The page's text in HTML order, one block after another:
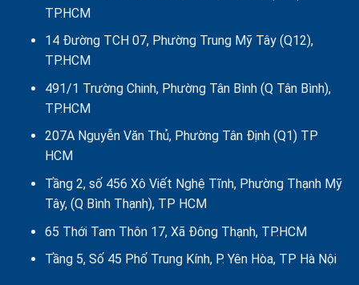
TP.HCM
14 Đường TCH 07, Phường Trung Mỹ Tây (Q12),
TP.HCM
491/1 Trường Chinh, Phường Tân Bình (Q Tân Bình),
TP.HCM
207A Nguyễn Văn Thủ, Phường Tân Định (Q1) TP
HCM
Tầng 2, số 456 Xô Viết Nghệ Tĩnh, Phường Thạnh Mỹ
Tây, (Q Bình Thạnh), TP HCM
65 Thới Tam Thôn 17, Xã Đông Thạnh, TP.HCM
Tầng 5, Số 45 Phố Trung Kính, P. Yên Hòa, TP Hà Nội